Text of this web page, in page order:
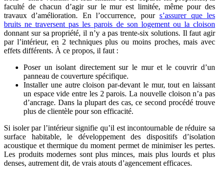
faculté de chacun d’agir sur le mur est limitée, même pour des
travaux d’amélioration. En l’occurrence, pours’assurer que les
bruits ne traversent pas les parois de son logement ou la cloison
donnant sur sa propriété, il n’y a pas trente-six solutions. Il faut agir
par l’intérieur, en 2 techniques plus ou moins proches, mais avec
effets différents. À ce propos, il faut :
Poser un isolant directement sur le mur et le couvrir d’un
panneau de couverture spécifique.
Installer une autre cloison par-devant le mur, tout en laissant
un espace vide entre les 2 parois. La nouvelle cloison n’a pas
d’ancrage. Dans la plupart des cas, ce second procédé trouve
plus de clientèle pour son efficacité.
Si isoler par l’intérieur signifie qu’il est incontournable de réduire sa
surface habitable, le développement des dispositifs d’isolation
acoustique et thermique du moment permet de minimiser les pertes.
Les produits modernes sont plus minces, mais plus lourds et plus
denses, autrement dit, de vrais atouts d’agencement efficaces.